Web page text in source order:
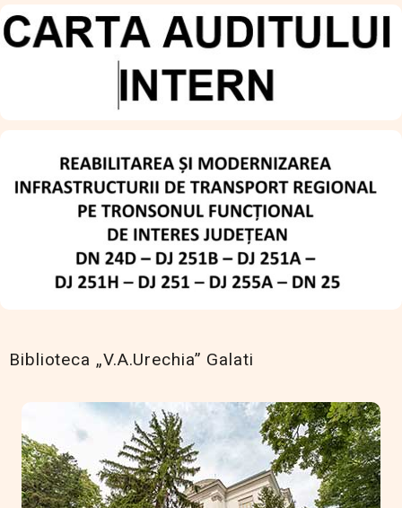
Biblioteca „V.A.Urechia” Galati